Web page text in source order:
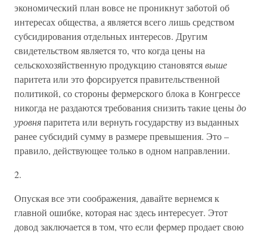
экономический план вовсе не проникнут заботой об
интересах общества, а является всего лишь средством
субсидирования отдельных интересов. Другим
свидетельством является то, что когда цены на
сельскохозяйственную продукцию становятсявыше
паритета или это форсируется правительственной
политикой, со стороны фермерского блока в Конгрессе
никогда не раздаются требования снизить такие ценыдо
уровняпаритета или вернуть государству из выданных
ранее субсидий сумму в размере превышения. Это –
правило, действующее только в одном направлении.
2.
Опуская все эти соображения, давайте вернемся к
главной ошибке, которая нас здесь интересует. Этот
довод заключается в том, что если фермер продает свою